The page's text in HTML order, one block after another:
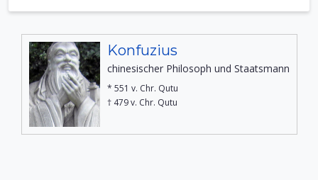
Konfuzius
chinesischer Philosoph und Staatsmann
* 551 v. Chr. Qutu
† 479 v. Chr. Qutu